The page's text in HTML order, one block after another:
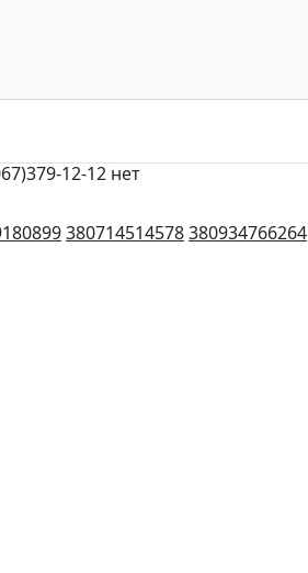
12-12 нет
380714514578380934766264